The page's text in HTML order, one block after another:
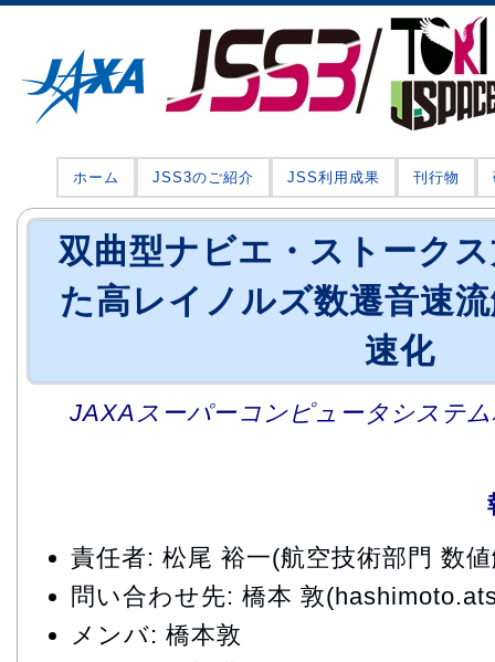
ホーム JSS3のご紹介 JSS利用成果 刊行物
双曲型ナビエ・ストーク
た高レイノルズ数遷音速
速化
JAXAスーパーコンピュータシステ
責任者: 松尾 裕一(航空技術部門 数
問い合わせ先: 橋本 敦
メンバ: 橋本敦